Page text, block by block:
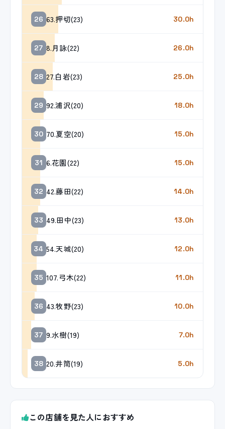
26 63.押切(23) 30.0h
27 8.月詠(22) 26.0h
28 27.白岩(23) 25.0h
29 92.浦沢(20) 18.0h
30 70.夏空(20) 15.0h
31 6.花園(22) 15.0h
32 42.藤田(22) 14.0h
33 49.田中(23) 13.0h
34 54.天城(20) 12.0h
35 107.弓木(22) 11.0h
36 43.牧野(23) 10.0h
37 9.水樹(19) 7.0h
38 20.井筒(19) 5.0h
この店舗を見た人におすすめ